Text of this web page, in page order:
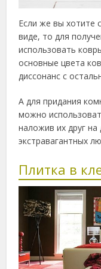
Если же вы хотите
виде, то для
использовать
основные цвета
диссонанс с
А для придания
можно
наложив их друг на
экстравагантных
Плитка в